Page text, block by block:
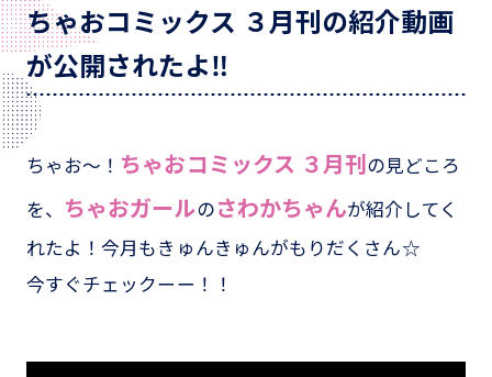
ちゃおコミックス ３月刊の紹介動画
が公開されたよ‼
ちゃお～！ ちゃおコミックス ３月刊の見どころ
を、 ちゃおガールのさわかちゃんが紹介してく
れたよ！今月もきゅんきゅんがもりだくさん☆
今すぐチェックーー！！